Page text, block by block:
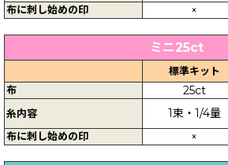
布に刺し始めの印 ×
ミニ25ct
標準キット
布
25ct
糸内容 1束・1/4量
布に刺し始めの印 ×